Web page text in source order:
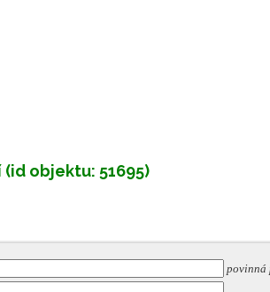
objektu: 51695)